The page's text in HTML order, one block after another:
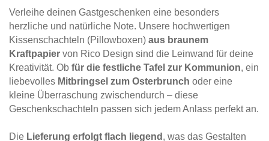
Verleihe deinen Gastgeschenken eine besonders
herzliche und natürliche Note. Unsere hochwertigen
Kissenschachteln (Pillowboxen) aus braunem
Kraftpapier von Rico Design sind die Leinwand für deine
Kreativität. Ob für die festliche Tafel zur Kommunion, ein
liebevolles Mitbringsel zum Osterbrunch oder eine
kleine Überraschung zwischendurch – diese
Geschenkschachteln passen sich jedem Anlass perfekt an.
Die Lieferung erfolgt flach liegend , was das Gestalten